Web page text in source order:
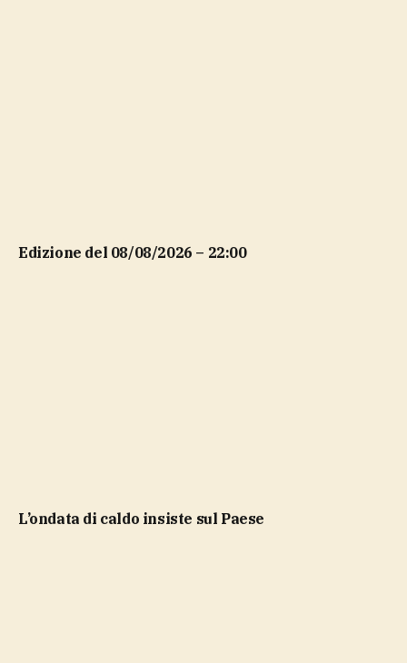
Edizione del 08/08/2026 – 22:00
l’ondata di caldo insiste sul Paese